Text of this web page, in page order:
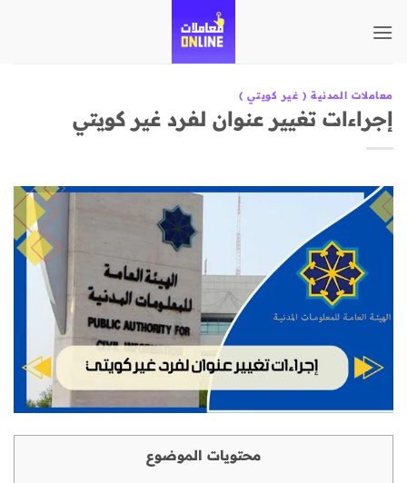
للمحتوى
معاملات المدنية ( غير كويتي )
إجراءات تغيير عنوان لفرد غير كويتي
محتويات الموضوع